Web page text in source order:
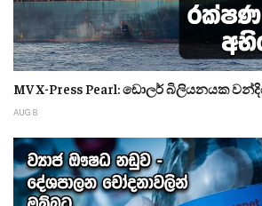
MV X-Press Pearl: ඩොලර් බිලියනයක
AUG 8